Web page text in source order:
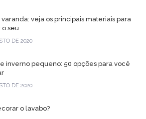
varanda: veja os principais materiais para
seu
DE 2020
inverno pequeno: 50 opções para você
DE 2020
o lavabo?